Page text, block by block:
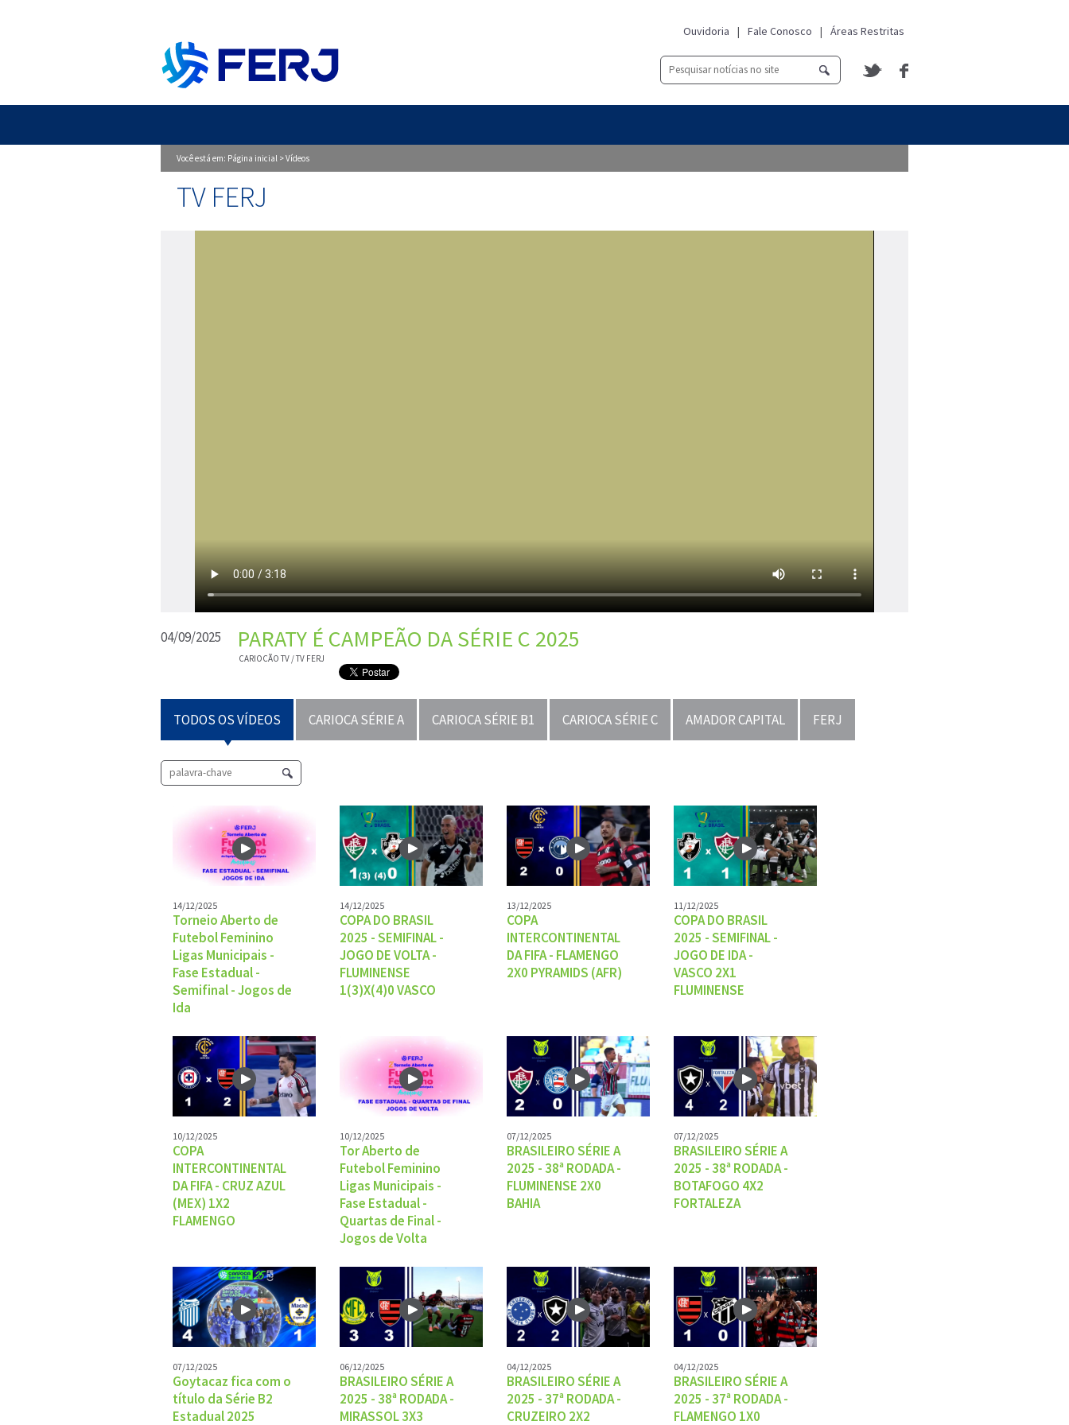
Ouvidoria | Fale Conosco | Áreas Restritas
Você está em: Página inicial >Vídeos
TV FERJ
04/09/2025 PARATY É CAMPEÃO DA SÉRIE C 2025
CARIOCÃO TV / TV FERJ
TODOS OS VÍDEOS CARIOCA SÉRIE A CARIOCA SÉRIE B1 CARIOCA SÉRIE C AMADOR CAPITAL FERJ
14/12/2025
Torneio Aberto de
Futebol Feminino
Ligas Municipais -
Fase Estadual -
Semifinal - Jogos de
Ida
14/12/2025
COPA DO BRASIL
2025 - SEMIFINAL -
JOGO DE VOLTA -
FLUMINENSE
1(3)X(4)0 VASCO
13/12/2025
COPA
INTERCONTINENTAL
DA FIFA - FLAMENGO
2X0 PYRAMIDS (AFR)
11/12/2025
COPA DO BRASIL
2025 - SEMIFINAL -
JOGO DE IDA -
VASCO 2X1
FLUMINENSE
10/12/2025
COPA
INTERCONTINENTAL
DA FIFA - CRUZ AZUL
(MEX) 1X2
FLAMENGO
10/12/2025
Tor Aberto de
Futebol Feminino
Ligas Municipais -
Fase Estadual -
Quartas de Final -
Jogos de Volta
07/12/2025
BRASILEIRO SÉRIE A
2025 - 38ª RODADA -
FLUMINENSE 2X0
BAHIA
07/12/2025
BRASILEIRO SÉRIE A
2025 - 38ª RODADA -
BOTAFOGO 4X2
FORTALEZA
07/12/2025
Goytacaz fica com o
título da Série B2
Estadual 2025
06/12/2025
BRASILEIRO SÉRIE A
2025 - 38ª RODADA -
MIRASSOL 3X3
04/12/2025
BRASILEIRO SÉRIE A
2025 - 37ª RODADA -
CRUZEIRO 2X2
04/12/2025
BRASILEIRO SÉRIE A
2025 - 37ª RODADA -
FLAMENGO 1X0